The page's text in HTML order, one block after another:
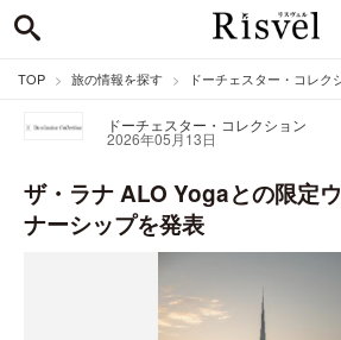
TOP 旅の情報を探す ドーチェスター・コレク
ドーチェスター・コレクション
2026年05月13日
ザ・ラナ ALO Yogaとの限定
ナーシップを発表